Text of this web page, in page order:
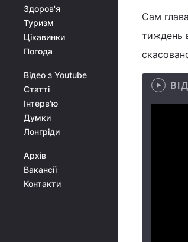
Здоров'я
Туризм
Цікавинки
Погода
Відео з Youtube
Статті
Інтерв'ю
Думки
Лонгріди
Архів
Вакансії
Контакти
Сам
тиждень